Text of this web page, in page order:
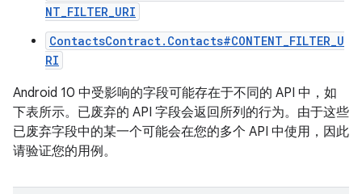
NT_FILTER_URI
ContactsContract.Contacts#CONTENT_FILTER_U
RI
Android 10 中受影响的字段可能存在于不同的 API 中，如
下表所示。已废弃的 API 字段会返回所列的行为。由于这些
已废弃字段中的某一个可能会在您的多个 API 中使用，因此
请验证您的用例。